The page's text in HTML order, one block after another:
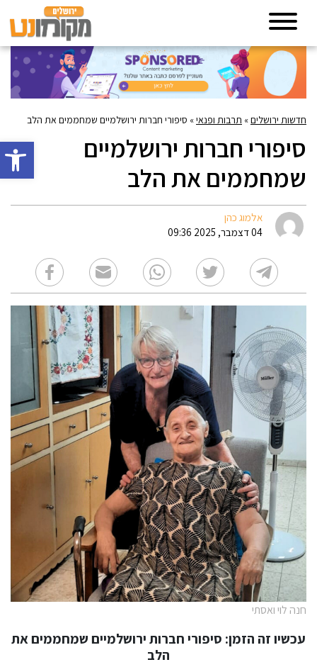
פתח
חדשות ירושלים» תרבות ופנאי» סיפורי חברות ירושלמיים שמחממים את הלב
סיפורי חברות ירושלמיים
שמחממים את הלב
אלמוג כהן
04 דצמבר, 2025 09:36
חנה לוי ואסתי
עכשיו זה הזמן: סיפורי חברות ירושלמיים שמחממים את
הלב